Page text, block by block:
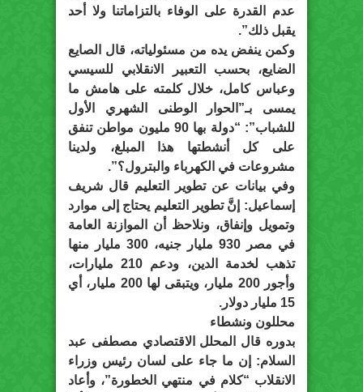
عدم القدرة على الوفاء بالتزاماتنا ولا أحد
يقبل ذلك”.
وكمن ينفض يده من مسئولياته، قال الصايع
الضايع، بحسب التعبير الانقلابي للسيسي
وعباس كامل، خلال كلمته على هامش ما
يمسى بـ”الحوار الوطنى الشهري الأول
للشباب”: “دولة بها 90 مليون مواطن تنفق
على كل أنشطتها هذا المبلغ، ولدينا
مشروعات في الكهرباء والبترول؟”.
وفي بيانات عن تطوير التعليم قال شريف
إسماعيل: إنَّ تطوير التعليم يحتاج إلى موارد
وتمويل وإنفاق، ونلاحظ أن الموازنة العامة
في مصر 930 مليار جنيه، 300 مليار منها
تذهب لخدمة الدين، ودعم 210 مليارات،
وأجور 200 مليار، ويتبقى لها 200 مليار، أي
15 مليار دولار.
محللون ونشطاء
بدوره قال المحلل الاقتصادي مصطفى عبد
السلام: إن ما جاء على لسان رئيس وزراء
الانقلاب “كلام في منتهي الخطورة”، وأعاد